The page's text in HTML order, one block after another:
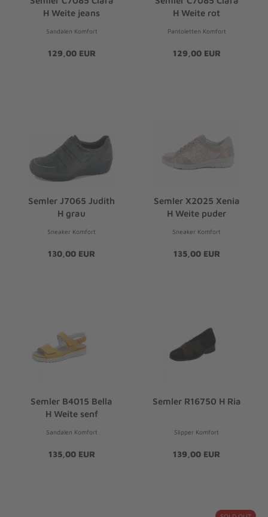
H Weite jeans
Sandalen Komfort
129,00 EUR
H Weite rot
Pantoletten Komfort
129,00 EUR
Semler J7065 Judith
H grau
Sneaker Komfort
130,00 EUR
Semler X2025 Xenia
H Weite puder
Sneaker Komfort
135,00 EUR
Semler B4015 Bella
H Weite senf
Sandalen Komfort
135,00 EUR
Semler R16750 H Ria
Slipper Komfort
139,00 EUR